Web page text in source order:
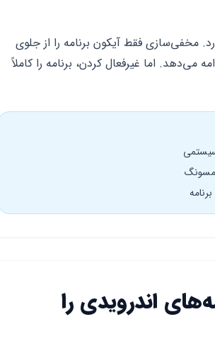
مخفی‌سازی فقط آیکون برنامه را از جلوی
اما غیرفعال کردن، برنامه را کاملاً
اندرویدی را